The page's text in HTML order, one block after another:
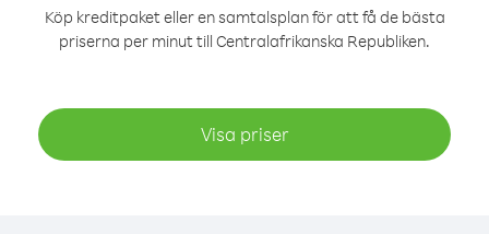
Köp kreditpaket eller en samtalsplan för att få de bästa
priserna per minut till Centralafrikanska Republiken.
Visa priser